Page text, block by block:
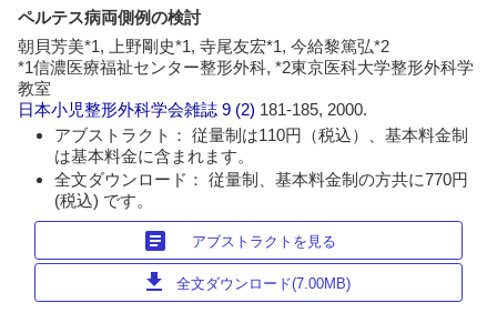
ペルテス病両側例の検討
朝貝芳美*1, 上野剛史*1, 寺尾友宏*1, 今給黎篤弘*2
*1信濃医療福祉センター整形外科, *2東京医科大学整形外科学
教室
日本小児整形外科学会雑誌 9 (2) 181-185, 2000.
アブストラクト： 従量制は110円（税込）、基本料金制
は基本料金に含まれます。
全文ダウンロード： 従量制、基本料金制の方共に770円
(税込) です。
article アブストラクトを見る
download 全文ダウンロード(7.00MB)